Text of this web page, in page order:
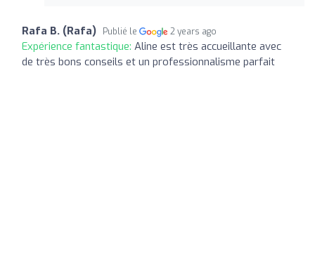
Rafa B. (Rafa) Publié le 2 years ago
Expérience fantastique: Aline est très accueillante avec
de très bons conseils et un professionnalisme parfait